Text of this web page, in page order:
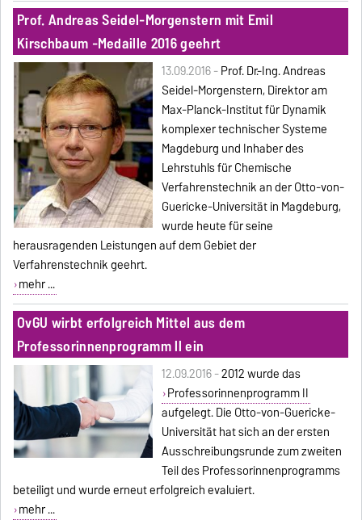
Prof. Andreas Seidel-Morgenstern mit Emil
Kirschbaum -Medaille 2016 geehrt
13.09.2016 -Prof. Dr.-Ing. Andreas
Seidel-Morgenstern, Direktor am
Max-Planck-Institut für Dynamik
komplexer technischer Systeme
Magdeburg und Inhaber des
Lehrstuhls für Chemische
Verfahrenstechnik an der Otto-von-
Guericke-Universität in Magdeburg,
wurde heute für seine
herausragenden Leistungen auf dem Gebiet der
Verfahrenstechnik geehrt.
mehr ...
OvGU wirbt erfolgreich Mittel aus dem
Professorinnenprogramm ll ein
12.09.2016 -2012 wurde das
Professorinnenprogramm II
aufgelegt. Die Otto-von-Guericke-
Universität hat sich an der ersten
Ausschreibungsrunde zum zweiten
Teil des Professorinnenprogramms
beteiligt und wurde erneut erfolgreich evaluiert.
mehr ...